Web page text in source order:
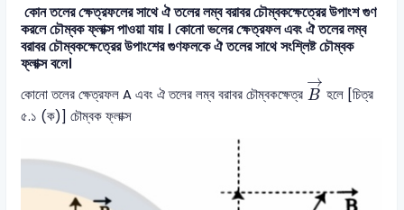
কোন তলের ক্ষেত্রফলের সাথে ঐ তলের লম্ব বরাবর চৌম্বকক্ষেত্রের উপাংশ গুণ
করলে চৌম্বক ফ্লাক্স পাওয়া যায় । কোনো ভলের ক্ষেত্রফল এবং ঐ তলের লম্ব
বরাবর চৌম্বকক্ষেত্রের উপাংশের গুণফলকে ঐ তলের সাথে সংশ্লিষ্ট চৌম্বক
ফ্লাক্স বলে।
কোনো তলের ক্ষেত্রফল A এবং ঐ তলের লম্ব বরাবর চৌম্বকক্ষেত্র
→
B
B→
হলে [চিত্র
৫.১ (ক)] চৌম্বক ফ্লাক্স